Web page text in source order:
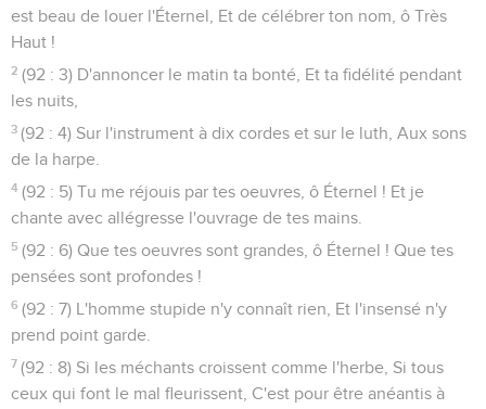
est beau de louer l'Éternel, Et de célébrer ton nom, ô Très
Haut !
2 (92 : 3) D'annoncer le matin ta bonté, Et ta fidélité pendant
les nuits,
3 (92 : 4) Sur l'instrument à dix cordes et sur le luth, Aux sons
de la harpe.
4 (92 : 5) Tu me réjouis par tes oeuvres, ô Éternel ! Et je
chante avec allégresse l'ouvrage de tes mains.
5 (92 : 6) Que tes oeuvres sont grandes, ô Éternel ! Que tes
pensées sont profondes !
6 (92 : 7) L'homme stupide n'y connaît rien, Et l'insensé n'y
prend point garde.
7 (92 : 8) Si les méchants croissent comme l'herbe, Si tous
ceux qui font le mal fleurissent, C'est pour être anéantis à